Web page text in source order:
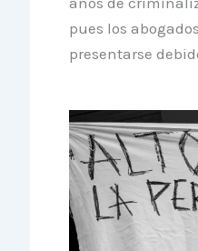
pues los
presentarse